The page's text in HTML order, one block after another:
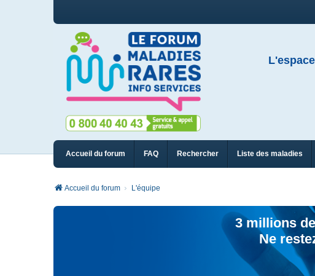
Accueil du forum FAQ Rechercher Liste des maladies
Accueil du forum L'équipe
3 millions
Ne